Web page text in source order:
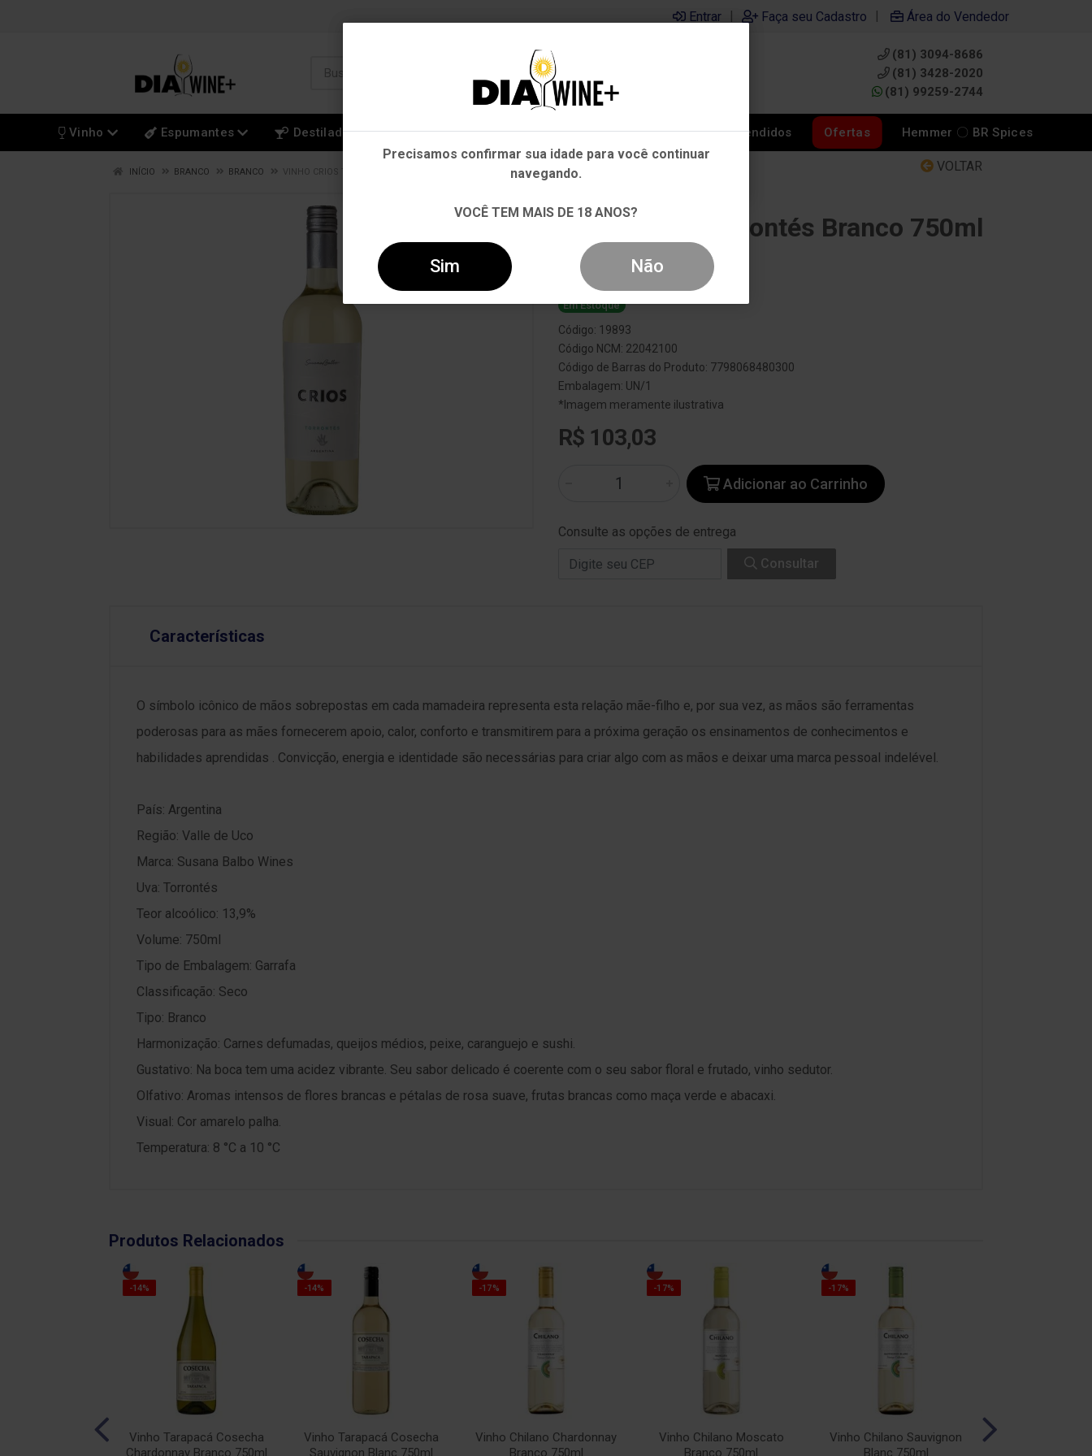
Entrar | Faça seu Cadastro | Área do Vendedor
(81) 3094-8686
(81) 3428-2020
(81) 99259-2744
Vinho Espumantes Destilados Cervejas Kits Departamentos Mais Vendidos Ofertas Hemmer 〇 BR Spices
VOLTAR
INÍCIO BRANCO BRANCO VINHO CRIOS TORRONTÉS BRANCO 750ML
Vinho Crios Torrontés Branco 750ml
Em Estoque
Código: 19893
Código NCM: 22042100
Código de Barras do Produto: 7798068480300
Embalagem: UN/1
*Imagem meramente ilustrativa
R$ 103,03
Adicionar ao Carrinho
Consulte as opções de entrega
Consultar
Características
O símbolo icônico de mãos sobrepostas em cada mamadeira representa esta relação mãe-filho e, por sua vez, as mãos são ferramentas
poderosas para as mães fornecerem apoio, calor, conforto e transmitirem para a próxima geração os ensinamentos de conhecimentos e
habilidades aprendidas . Convicção, energia e identidade são necessárias para criar algo com as mãos e deixar uma marca pessoal indelével.
País: Argentina
Região: Valle de Uco
Marca: Susana Balbo Wines
Uva: Torrontés
Teor alcoólico: 13,9%
Volume: 750ml
Tipo de Embalagem: Garrafa
Classificação: Seco
Tipo: Branco
Harmonização: Carnes defumadas, queijos médios, peixe, caranguejo e sushi.
Gustativo: Na boca tem uma acidez vibrante. Seu sabor delicado é coerente com o seu sabor floral e frutado, vinho sedutor.
Olfativo: Aromas intensos de flores brancas e pétalas de rosa suave, frutas brancas como maça verde e abacaxi.
Visual: Cor amarelo palha.
Temperatura: 8 °C a 10 °C
Produtos Relacionados
-14%
Vinho Tarapacá Cosecha
Chardonnay Branco 750ml
-14%
Vinho Tarapacá Cosecha
Sauvignon Blanc 750ml
-17%
Vinho Chilano Chardonnay
Branco 750ml
-17%
Vinho Chilano Moscato
Branco 750ml
-17%
Vinho Chilano Sauvignon
Blanc 750ml
Em que Estado você está?
Pernambuco
Outros Estados
Precisamos confirmar sua idade para você continuar
navegando.
VOCÊ TEM MAIS DE 18 ANOS?
Sim Não